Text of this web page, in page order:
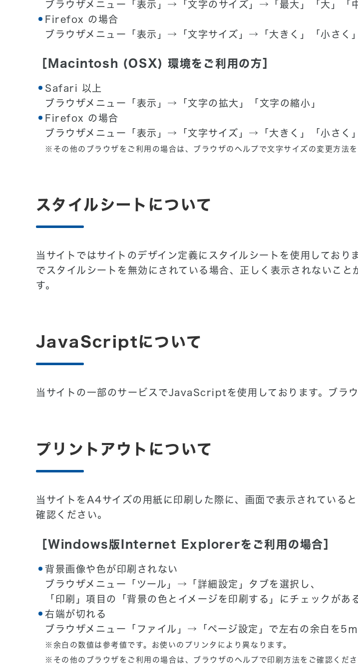
ブラウザメニュー「表示」→「文字のサイズ」→「最大」「大」「
Firefox の場合
ブラウザメニュー「表示」→「文字サイズ」→「大きく」「小さく」
［Macintosh (OSX) 環境をご利用の方］
Safari 以上
ブラウザメニュー「表示」→「文字の拡大」「文字の縮小」
Firefox の場合
ブラウザメニュー「表示」→「文字サイズ」→「大きく」「小さく」
※その他のブラウザをご利用の場合は、ブラウザのヘルプで文字サイズの変更方法を
スタイルシートについて
当サイトではサイトのデザイン定義にスタイルシートを使用してお
でスタイルシートを無効にされている場合、正しく表示されないこ
す。
JavaScriptについて
当サイトの一部のサービスでJavaScriptを使用しております。ブラ
プリントアウトについて
当サイトをA4サイズの用紙に印刷した際に、画面で表示されている
確認ください。
［Windows版Internet Explorerをご利用の場合］
背景画像や色が印刷されない
ブラウザメニュー「ツール」→「詳細設定」タブを選択し、
「印刷」項目の「背景の色とイメージを印刷する」にチェックがあ
右端が切れる
ブラウザメニュー「ファイル」→「ページ設定」で左右の余白を5ｍ
※余白の数値は参考値です。お使いのプリンタにより異なります。
※その他のブラウザをご利用の場合は、ブラウザのヘルプで印刷方法をご確認くださ